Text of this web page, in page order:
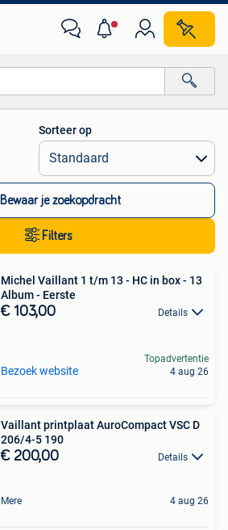
Alle afstanden…
Sorteer op
Bewaar je zoekopdracht
Filters
Michel Vaillant 1 t/m 13 - HC in box - 13
Album - Eerste
€ 103,00 Details
Bezoek website
Topadvertentie
4 aug 26
Vaillant printplaat AuroCompact VSC D
206/4-5 190
€ 200,00 Details
Mere 4 aug 26